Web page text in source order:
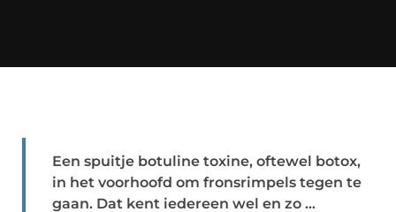
Een spuitje botuline toxine, oftewel botox,
in het voorhoofd om fronsrimpels tegen te
gaan. Dat kent iedereen wel en zo ...